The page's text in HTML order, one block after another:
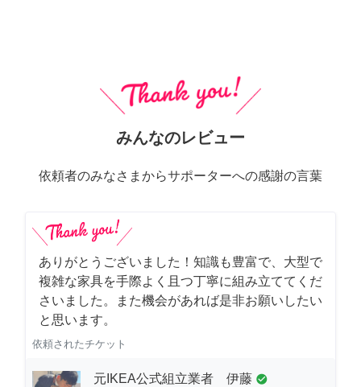
みんなのレビュー
依頼者のみなさまからサポーターへの感謝の言葉
ありがとうございました！知識も豊富で、大型で
複雑な家具を手際よく且つ丁寧に組み立ててくだ
さいました。また機会があれば是非お願いしたい
と思います。
依頼されたチケット
元IKEA公式組立業者 伊藤 check_circle